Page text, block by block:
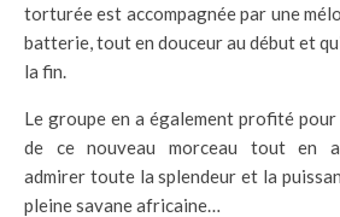
torturée est accompagnée par une
batterie, tout en douceur au début et
la fin.
Le groupe en a également profité
de ce nouveau morceau tout en
admirer toute la splendeur et la
pleine savane africaine…